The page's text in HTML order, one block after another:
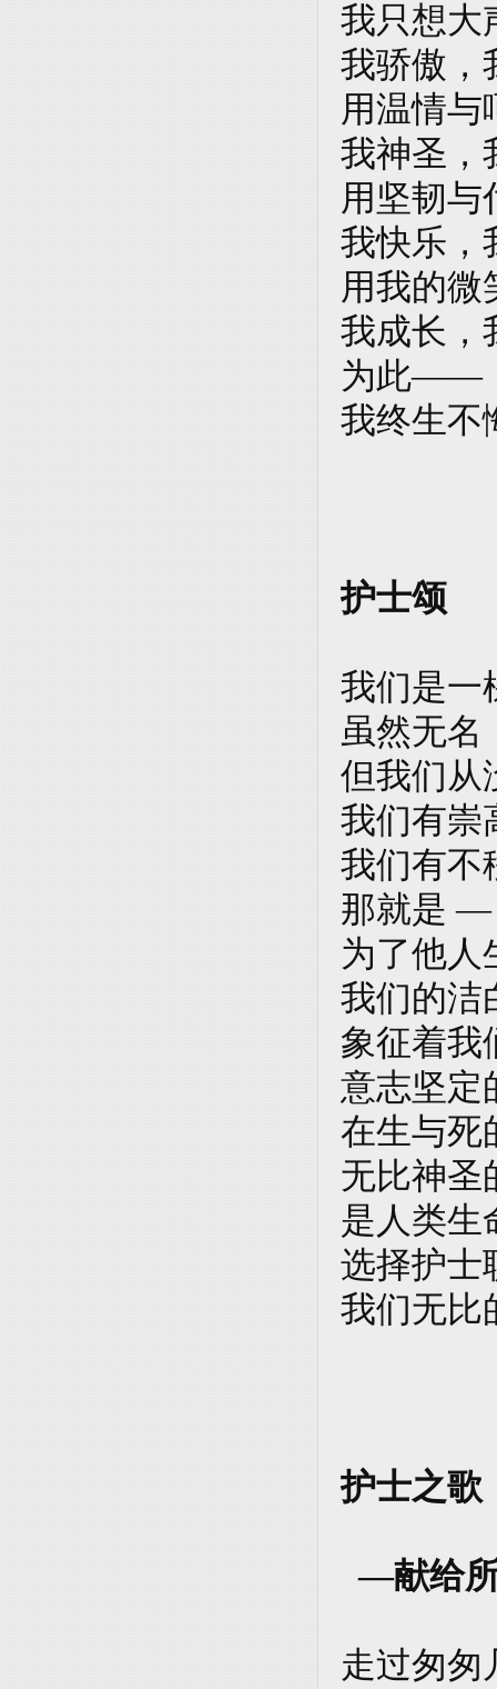
我只想
我骄傲，
用温情与
我神圣，
用坚韧与
我快乐，
用我的微
我成长，
为此——
我终生不
护士颂
我们是一
虽然无名
但我们从
我们有崇
我们有不
那就是 —
为了他人
我们的洁
象征着我
意志坚定
在生与死
无比神圣
是人类生
选择护士
我们无比
护士之歌
—献给所
走过匆匆